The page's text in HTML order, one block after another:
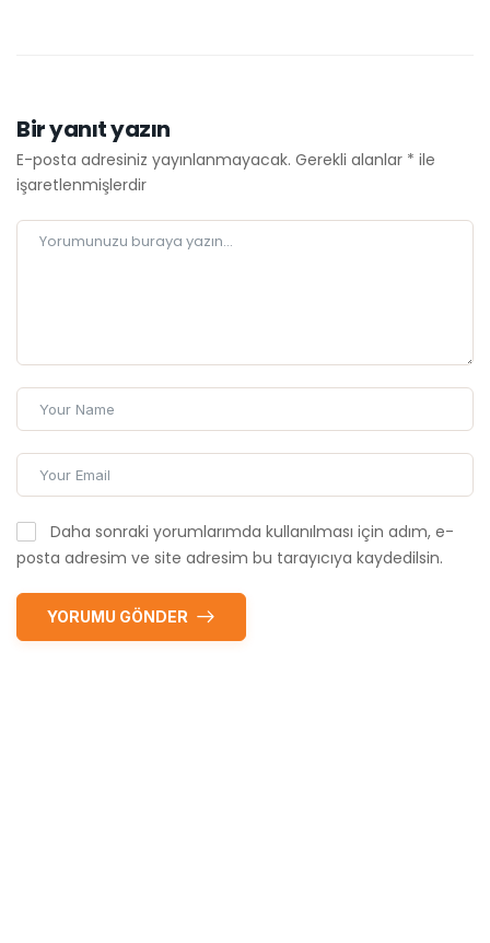
Bir yanıt yazın
E-posta adresiniz yayınlanmayacak. Gerekli alanlar * ile
işaretlenmişlerdir
Daha sonraki yorumlarımda kullanılması için adım, e-
posta adresim ve site adresim bu tarayıcıya kaydedilsin.
YORUMU GÖNDER